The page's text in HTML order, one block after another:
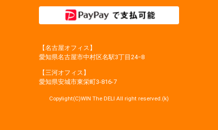
【名古屋オフィス】
愛知県名古屋市中村区名駅3丁目24−8
【三河オフィス】
愛知県安城市東栄町3‐816‐7
Copylight(C)WIN The DELI All right reserved.(k)